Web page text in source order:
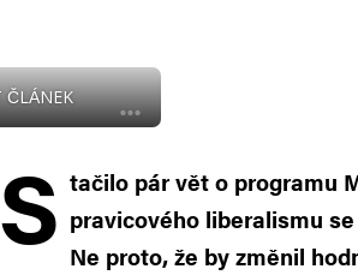
ČLÁNEK
S tačilo pár vět o programu
pravicového liberalismu
Ne proto, že by změnil